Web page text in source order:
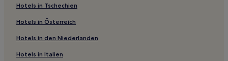
Strand in Nassau
Lgbtqia-Freundliche in Nassau
Günstige in Nassau
Hotels mit Casino in Nassau
Hotels in Tschechien
Hotels in Österreich
Hotels in den Niederlanden
Hotels in Italien